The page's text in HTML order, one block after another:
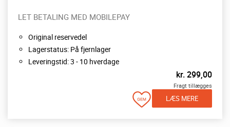
LET BETALING MED MOBILEPAY
Original reservedel
Lagerstatus: På fjernlager
Leveringstid: 3 - 10 hverdage
kr.299,00
Fragt tillægges
LÆS MERE